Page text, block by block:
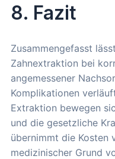
8. Fazit
Zusammengefasst
Zahnextraktion bei
angemessener
Komplikationen
Extraktion bewegen
und die gesetzliche
übernimmt die Kosten
medizinischer Grund